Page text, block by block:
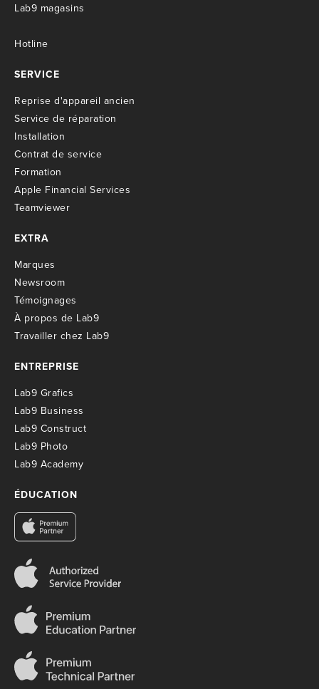
Lab9 magasins
Hotline
SERVICE
Reprise d'appareil ancien
Service de réparation
Installation
Contrat de service
Formation
Apple Financial Services
Teamviewer
EXTRA
Marques
Newsroom
Témoignages
À propos de Lab9
Travailler chez Lab9
ENTREPRISE
Lab9 Grafics
Lab9 Business
Lab9 Construct
Lab9 Photo
Lab9 Academy
ÉDUCATION